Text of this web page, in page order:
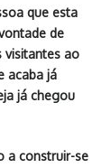
que esta
de
visitantes ao
acaba já
já chegou
a construir-se